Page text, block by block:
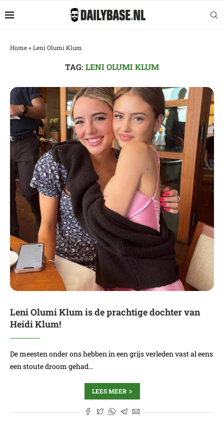
Home» Leni Olumi Klum
TAG: LENI OLUMI KLUM
Leni Olumi Klum is de prachtige dochter van
Heidi Klum!
De meesten onder ons hebben in een grijs verleden vast al eens
een stoute droom gehad…
LEES MEER